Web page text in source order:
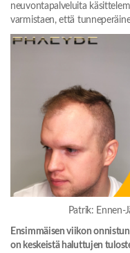
neuvontapalveluita
varmistaen, että
Patrik: Ennen-
Ensimmäisen viikon
on keskeistä haluttujen